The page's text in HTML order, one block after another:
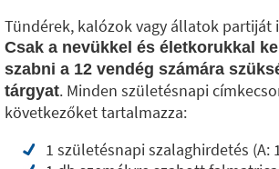
Tündérek, kalózok vagy állatok partiját
Csak a nevükkel és életkorukkal
szabni a 12 vendég számára
tárgyat. Minden születésnapi
következőket tartalmazza:
1 születésnapi szalaghirdetés (A: